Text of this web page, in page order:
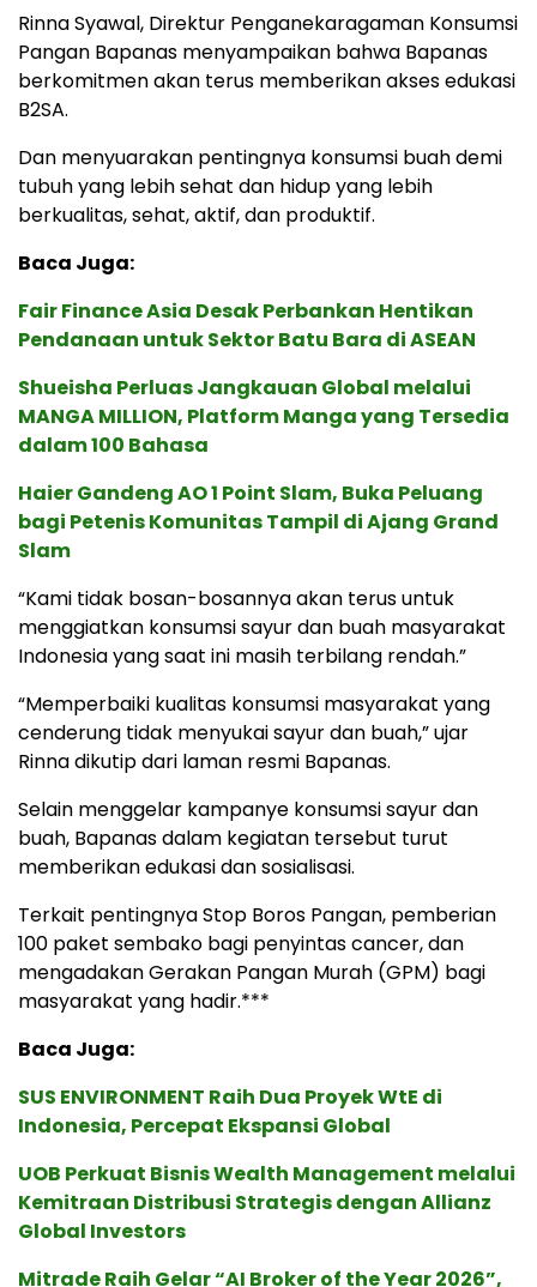
Rinna Syawal, Direktur Penganekaragaman Konsumsi
Pangan Bapanas menyampaikan bahwa Bapanas
berkomitmen akan terus memberikan akses edukasi
B2SA.
Dan menyuarakan pentingnya konsumsi buah demi
tubuh yang lebih sehat dan hidup yang lebih
berkualitas, sehat, aktif, dan produktif.
Baca Juga:
Fair Finance Asia Desak Perbankan Hentikan
Pendanaan untuk Sektor Batu Bara di ASEAN
Shueisha Perluas Jangkauan Global melalui
MANGA MILLION, Platform Manga yang Tersedia
dalam 100 Bahasa
Haier Gandeng AO 1 Point Slam, Buka Peluang
bagi Petenis Komunitas Tampil di Ajang Grand
Slam
“Kami tidak bosan-bosannya akan terus untuk
menggiatkan konsumsi sayur dan buah masyarakat
Indonesia yang saat ini masih terbilang rendah.”
“Memperbaiki kualitas konsumsi masyarakat yang
cenderung tidak menyukai sayur dan buah,” ujar
Rinna dikutip dari laman resmi Bapanas.
Selain menggelar kampanye konsumsi sayur dan
buah, Bapanas dalam kegiatan tersebut turut
memberikan edukasi dan sosialisasi.
Terkait pentingnya Stop Boros Pangan, pemberian
100 paket sembako bagi penyintas cancer, dan
mengadakan Gerakan Pangan Murah (GPM) bagi
masyarakat yang hadir.***
Baca Juga:
SUS ENVIRONMENT Raih Dua Proyek WtE di
Indonesia, Percepat Ekspansi Global
UOB Perkuat Bisnis Wealth Management melalui
Kemitraan Distribusi Strategis dengan Allianz
Global Investors
Mitrade Raih Gelar “AI Broker of the Year 2026”,